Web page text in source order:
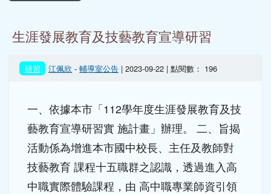
生涯發展教育及技藝教育宣導研習
研習 江佩欣 -輔導室公告 | 2023-09-22 | 點閱數： 196
一、依據本市「112學年度生涯發展教育及技
藝教育宣導研習實 施計畫」辦理。 二、旨揭
活動係為增進本市國中校長、主任及教師對
技藝教育 課程十五職群之認識，透過進入高
中職實際體驗課程，由 高中職專業師資引領